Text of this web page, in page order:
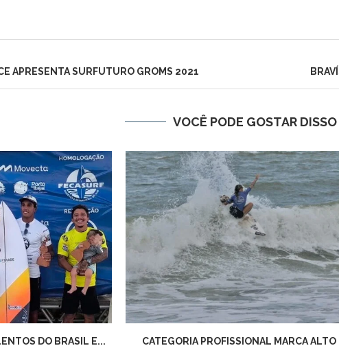
APRESENTA SURFUTURO GROMS 2021
VOCÊ PODE GOSTAR DISSO
DO BRASIL E...
CATEGORIA PROFISSIONAL MARCA ALTO